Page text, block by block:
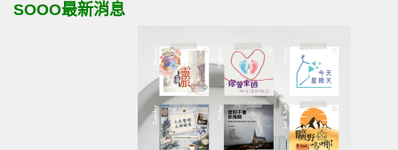
SOOO最新消息